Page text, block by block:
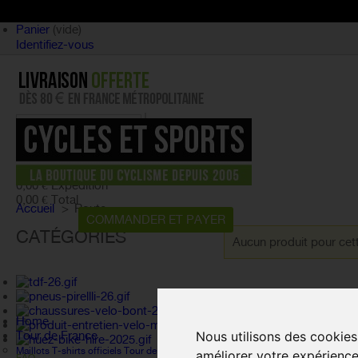
Nous utilisons des
Panier (vide)
Identifiez-vous
article
(vide)
Aucun produit
0,00 € Expédition
0,00 € Total
COMMANDER ET PAYER
Home
Tour de France
Maillots T-shirts officiels Tour de France
Accueil > Route
Aucun produit pour
CATÉGORIES